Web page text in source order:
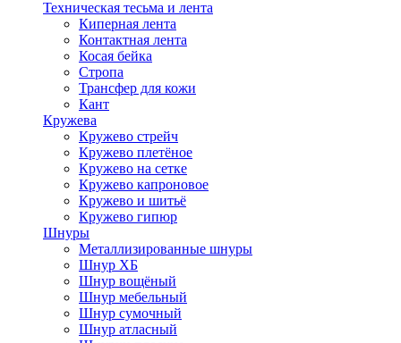
Техническая тесьма и лента
Киперная лента
Контактная лента
Косая бейка
Стропа
Трансфер для кожи
Кант
Кружева
Кружево стрейч
Кружево плетёное
Кружево на сетке
Кружево капроновое
Кружево и шитьё
Кружево гипюр
Шнуры
Металлизированные шнуры
Шнур ХБ
Шнур вощёный
Шнур мебельный
Шнур сумочный
Шнур атласный